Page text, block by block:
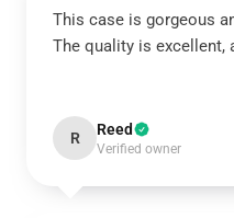
This case is gorgeous
The quality is excellent,
R Reed
Verified owner